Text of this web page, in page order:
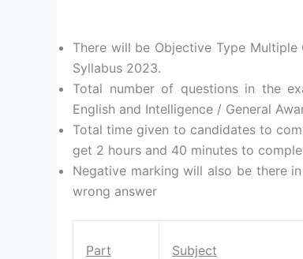
There will be Objective Type
Syllabus 2023.
Total number of questions in the
English and Intelligence / General
Total time given to candidates to
get 2 hours and 40 minutes to
Negative marking will also be there
wrong answer
Part Subject